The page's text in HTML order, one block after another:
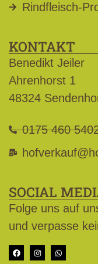
Rindfleisch-
KONTAKT
Benedikt Jeiler
Ahrenhorst 1
48324
0175 460
SOCIAL
Folge uns auf
und verpasse